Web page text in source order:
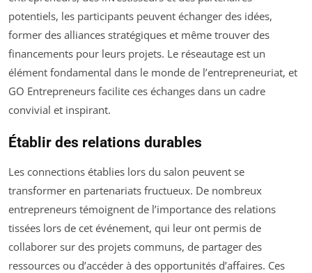
potentiels, les participants peuvent échanger des idées,
former des alliances stratégiques et même trouver des
financements pour leurs projets. Le réseautage est un
élément fondamental dans le monde de l’entrepreneuriat, et
GO Entrepreneurs facilite ces échanges dans un cadre
convivial et inspirant.
Établir des relations durables
Les connections établies lors du salon peuvent se
transformer en partenariats fructueux. De nombreux
entrepreneurs témoignent de l’importance des relations
tissées lors de cet événement, qui leur ont permis de
collaborer sur des projets communs, de partager des
ressources ou d’accéder à des opportunités d’affaires. Ces